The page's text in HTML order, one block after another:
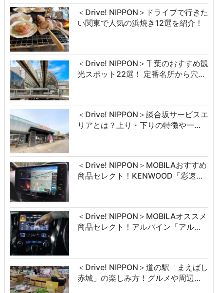
＜Drive! NIPPON＞ドライブで行きた
い関東で人気の浜焼き12選を紹介！
＜Drive! NIPPON＞千葉のおすすめ観
光スポット22選！ 定番名所から穴…
＜Drive! NIPPON＞談合坂サービスエ
リアとは？上り・下りの特徴や一…
＜Drive! NIPPON＞MOBILAおすすめ
商品セレクト！KENWOOD「彩速…
＜Drive! NIPPON＞MOBILAオススメ
商品セレクト！アルパイン「アル…
＜Drive! NIPPON＞道の駅「まえばし
赤城」の楽しみ方！グルメや周辺…